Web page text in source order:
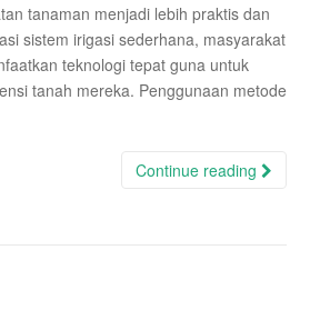
tanaman menjadi lebih praktis dan
sistem irigasi sederhana, masyarakat
teknologi tepat guna untuk
tanah mereka. Penggunaan metode
Continue reading